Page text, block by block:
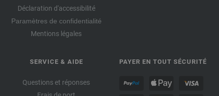
Déclaration d'accessibilité
Paramètres de confidentialité
Mentions légales
SERVICE & AIDE
Questions et réponses
PAYER EN TOUT SÉCURITÉ